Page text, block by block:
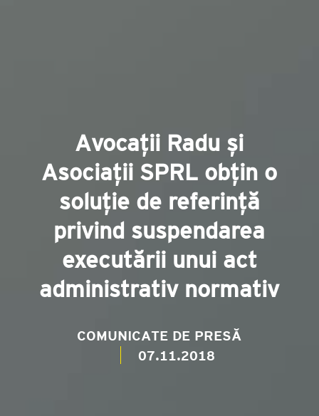
Avocații Radu și
Asociații SPRL obțin o
soluție de referință
privind suspendarea
executării unui act
administrativ normativ
COMUNICATE DE PRESĂ
07.11.2018